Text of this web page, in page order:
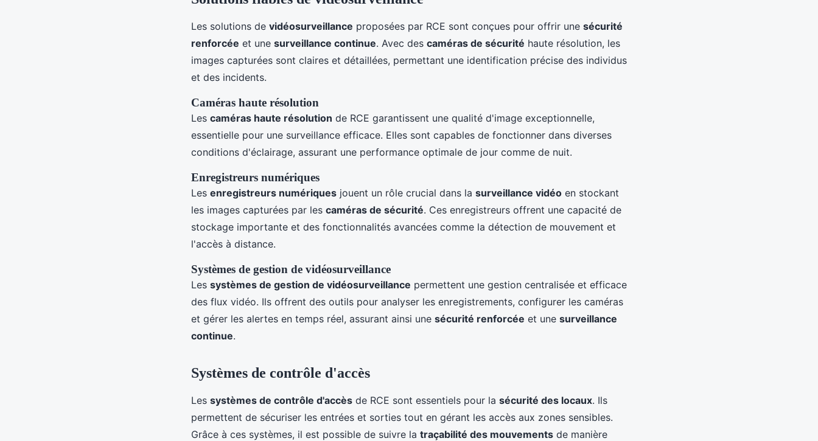
Les solutions de vidéosurveillance proposées par RCE sont conçues pour offrir une sécurité
renforcée et une surveillance continue. Avec des caméras de sécurité haute résolution, les
images capturées sont claires et détaillées, permettant une identification précise des individus
et des incidents.
Caméras haute résolution
Les caméras haute résolution de RCE garantissent une qualité d'image exceptionnelle,
essentielle pour une surveillance efficace. Elles sont capables de fonctionner dans diverses
conditions d'éclairage, assurant une performance optimale de jour comme de nuit.
Enregistreurs numériques
Les enregistreurs numériques jouent un rôle crucial dans la surveillance vidéo en stockant
les images capturées par les caméras de sécurité. Ces enregistreurs offrent une capacité de
stockage importante et des fonctionnalités avancées comme la détection de mouvement et
l'accès à distance.
Systèmes de gestion de vidéosurveillance
Les systèmes de gestion de vidéosurveillance permettent une gestion centralisée et efficace
des flux vidéo. Ils offrent des outils pour analyser les enregistrements, configurer les caméras
et gérer les alertes en temps réel, assurant ainsi une sécurité renforcée et une surveillance
continue.
Systèmes de contrôle d'accès
Les systèmes de contrôle d'accès de RCE sont essentiels pour la sécurité des locaux. Ils
permettent de sécuriser les entrées et sorties tout en gérant les accès aux zones sensibles.
Grâce à ces systèmes, il est possible de suivre la traçabilité des mouvements de manière